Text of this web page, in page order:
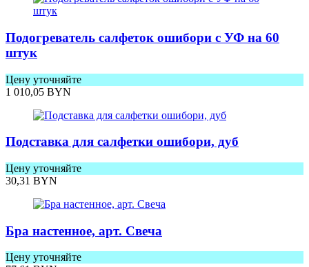
Подогреватель салфеток ошибори с УФ на 60
штук
Цену уточняйте
1 010,05 BYN
Подставка для салфетки ошибори, дуб
Цену уточняйте
30,31 BYN
Бра настенное, арт. Свеча
Цену уточняйте